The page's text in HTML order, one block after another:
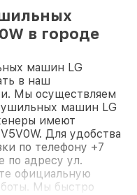
в городе
машин LG
в наш
Мы осуществляем
машин LG
имеют
Для удобства
по телефону +7
адресу ул.
официальную
Мы быстро